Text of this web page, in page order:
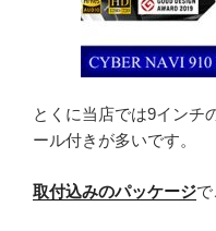
とくに当店では9インチ
ール付きが多いです。
取付込みのパッケージで